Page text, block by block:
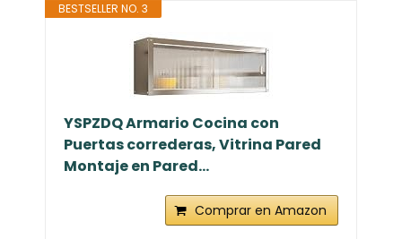
BESTSELLER NO. 3
YSPZDQ Armario Cocina con
Puertas correderas, Vitrina Pared
Montaje en Pared...
Comprar en Amazon